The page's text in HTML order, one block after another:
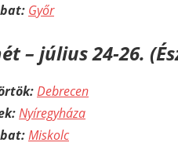
Győr
– július 24-26.
Debrecen
Nyíregyháza
Miskolc